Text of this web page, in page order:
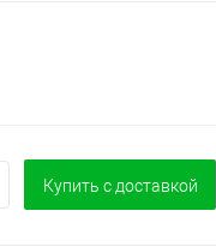
Купить c доставкой